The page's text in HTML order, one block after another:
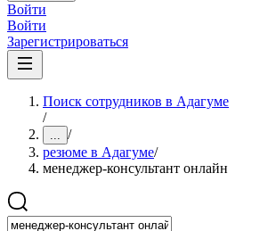
Войти
Войти
Зарегистрироваться
Поиск сотрудников в Адагуме
/
... /
резюме в Адагуме/
менеджер-консультант онлайн